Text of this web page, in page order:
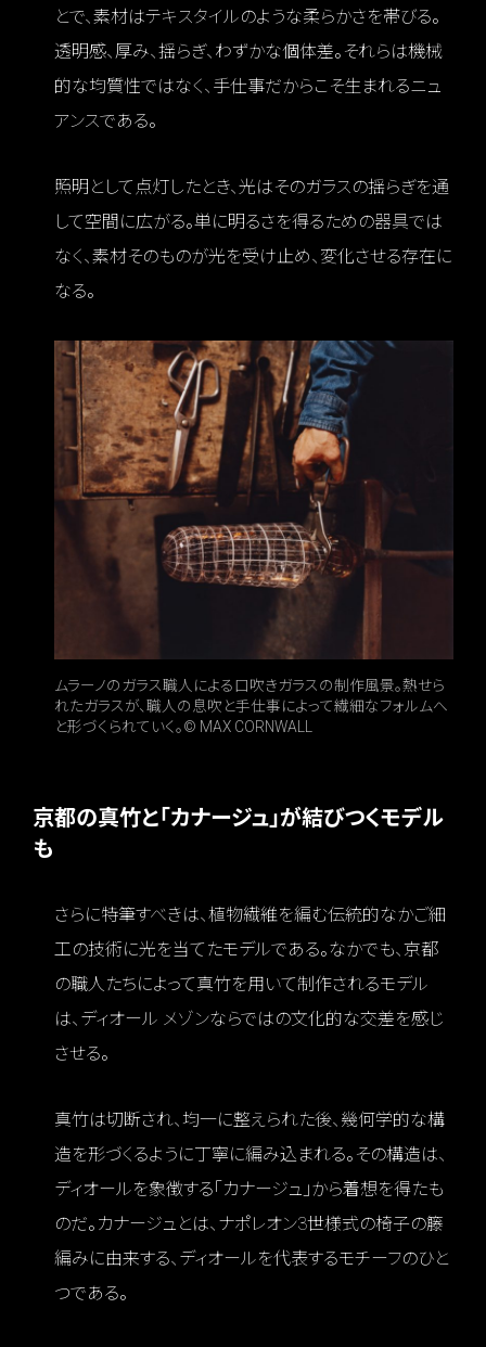
とで、素材はテキスタイルのような柔らかさを帯びる。
透明感、厚み、揺らぎ、わずかな個体差。それらは機械
的な均質性ではなく、手仕事だからこそ生まれるニュ
アンスである。
照明として点灯したとき、光はそのガラスの揺らぎを通
して空間に広がる。単に明るさを得るための器具では
なく、素材そのものが光を受け止め、変化させる存在に
なる。
ムラーノのガラス職人による口吹きガラスの制作風景。熱せら
れたガラスが、職人の息吹と手仕事によって繊細なフォルムへ
と形づくられていく。© MAX CORNWALL
京都の真竹と「カナージュ」が結びつくモデル
も
さらに特筆すべきは、植物繊維を編む伝統的なかご細
工の技術に光を当てたモデルである。なかでも、京都
の職人たちによって真竹を用いて制作されるモデル
は、ディオール メゾンならではの文化的な交差を感じ
させる。
真竹は切断され、均一に整えられた後、幾何学的な構
造を形づくるように丁寧に編み込まれる。その構造は、
ディオールを象徴する「カナージュ」から着想を得たも
のだ。カナージュとは、ナポレオン3世様式の椅子の籐
編みに由来する、ディオールを代表するモチーフのひと
つである。